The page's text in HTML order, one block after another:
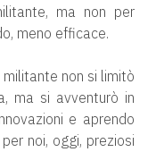
ma non per
meno efficace.
non si limitò
ma si avventurò in
e aprendo
noi, oggi, preziosi